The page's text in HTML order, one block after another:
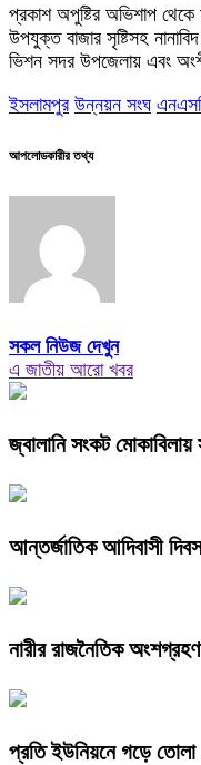
প্রকাশ অপুষ্টির অভিশাপ থেকে
উপযুক্ত বাজার সৃষ্টিসহ
ভিশন সদর উপজেলায় এবং
ইসলামপুর উন্নয়ন সংঘ
আপলোডকারীর তথ্য
সকল নিউজ দেখুন
এ জাতীয় আরো খবর
জ্বালানি সংকট মোকাবিলায়
আন্তর্জাতিক আদিবাসী
নারীর রাজনৈতিক অংশগ্রহণ
প্রতি ইউনিয়নে গড়ে তোলা